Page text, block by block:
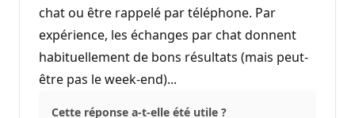
chat ou être rappelé par téléphone. Par
expérience, les échanges par chat donnent
habituellement de bons résultats (mais peut-
être pas le week-end)...
Cette réponse a-t-elle été utile ?